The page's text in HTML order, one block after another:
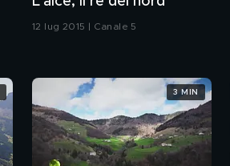
12 lug 2015 | Canale 5
3 MIN